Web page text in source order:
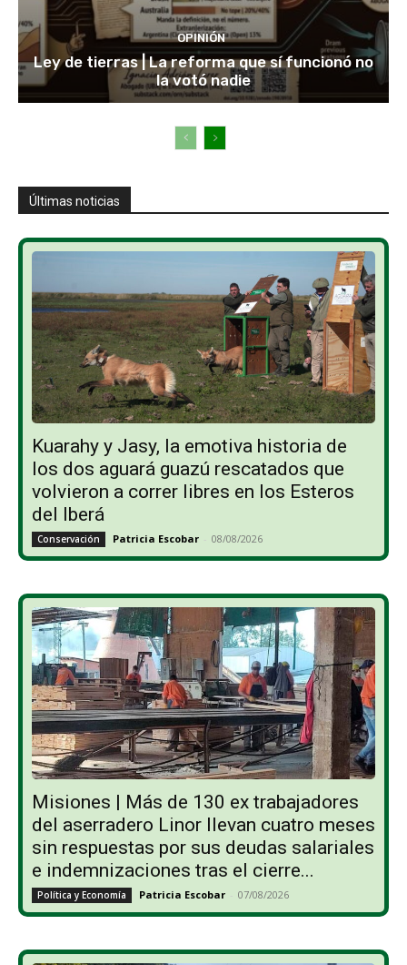
OPINIÓN
Ley de tierras | La reforma que sí funcionó no
la votó nadie
Últimas noticias
Kuarahy y Jasy, la emotiva historia de
los dos aguará guazú rescatados que
volvieron a correr libres en los Esteros
del Iberá
Conservación Patricia Escobar - 08/08/2026
Misiones | Más de 130 ex trabajadores
del aserradero Linor llevan cuatro meses
sin respuestas por sus deudas salariales
e indemnizaciones tras el cierre...
Política y Economía Patricia Escobar - 07/08/2026